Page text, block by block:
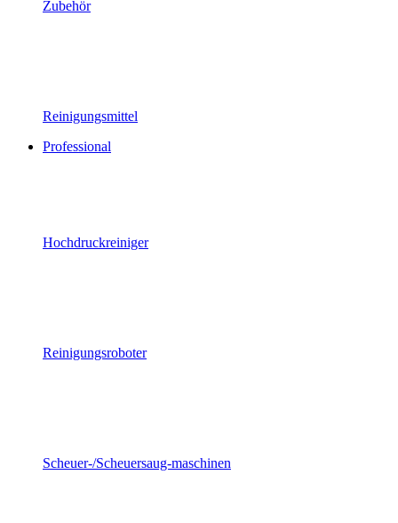
Zubehör
Reinigungsmittel
Professional
Hochdruckreiniger
Reinigungsroboter
Scheuer-/Scheuersaug-maschinen